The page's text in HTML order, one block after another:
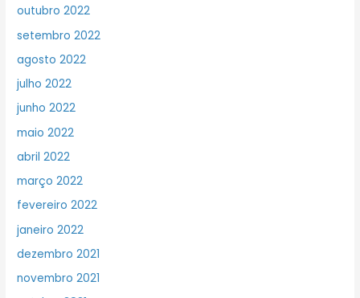
outubro 2022
setembro 2022
agosto 2022
julho 2022
junho 2022
maio 2022
abril 2022
março 2022
fevereiro 2022
janeiro 2022
dezembro 2021
novembro 2021